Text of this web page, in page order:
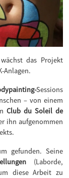
das Projekt
Anlagen.
Sessions
– von einem
Club du Soleil de
ihn aufgenommen
gefunden. Seine
(Laborde,
diese Arbeit zu